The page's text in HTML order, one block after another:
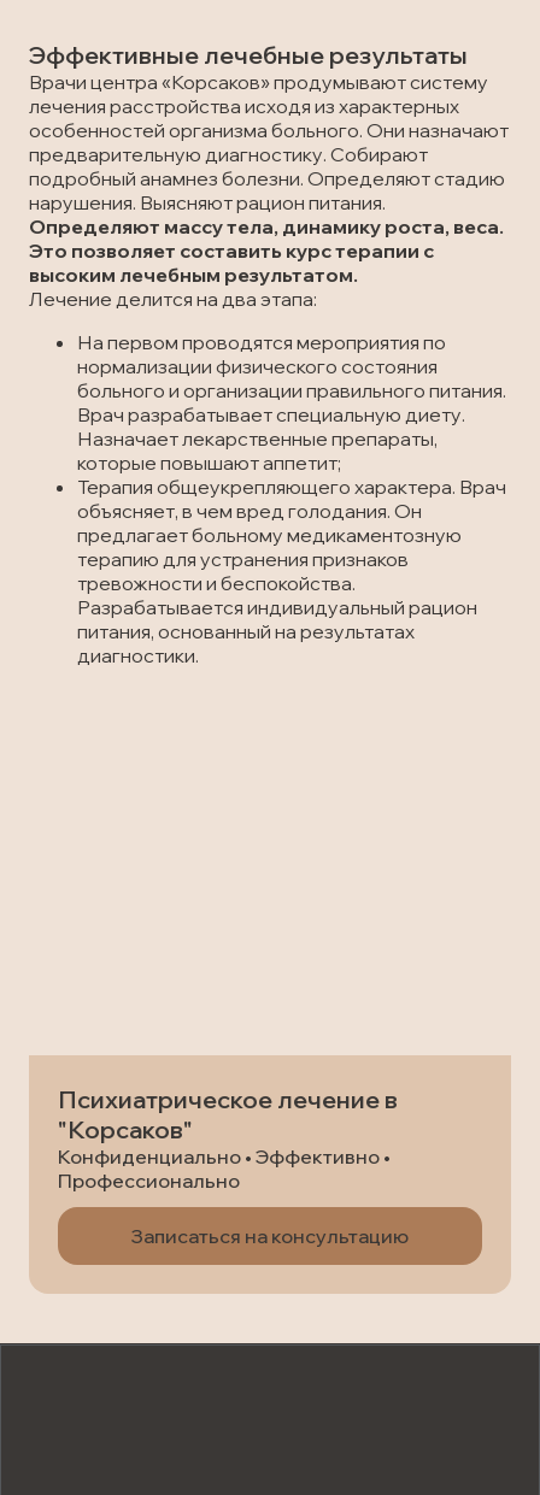
Эффективные лечебные результаты
Врачи центра «Корсаков» продумывают систему
лечения расстройства исходя из характерных
особенностей организма больного. Они назначают
предварительную диагностику. Собирают
подробный анамнез болезни. Определяют стадию
нарушения. Выясняют рацион питания.
Определяют массу тела, динамику роста, веса.
Это позволяет составить курс терапии с
высоким лечебным результатом.
Лечение делится на два этапа:
На первом проводятся мероприятия по
нормализации физического состояния
больного и организации правильного питания.
Врач разрабатывает специальную диету.
Назначает лекарственные препараты,
которые повышают аппетит;
Терапия общеукрепляющего характера. Врач
объясняет, в чем вред голодания. Он
предлагает больному медикаментозную
терапию для устранения признаков
тревожности и беспокойства.
Разрабатывается индивидуальный рацион
питания, основанный на результатах
диагностики.
Психиатрическое лечение в
"Корсаков"
Конфиденциально • Эффективно •
Профессионально
Записаться на консультацию